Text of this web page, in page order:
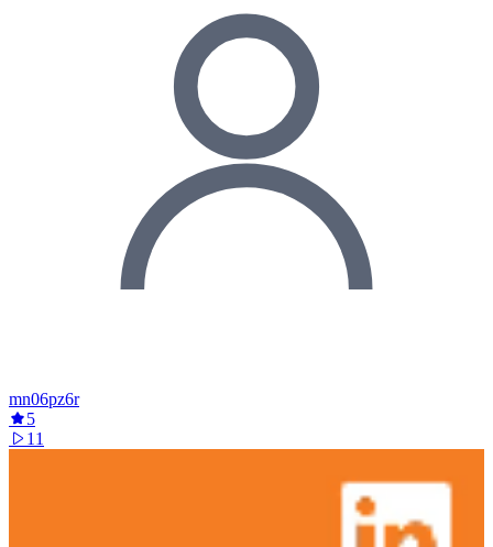
mn06pz6r
5
11